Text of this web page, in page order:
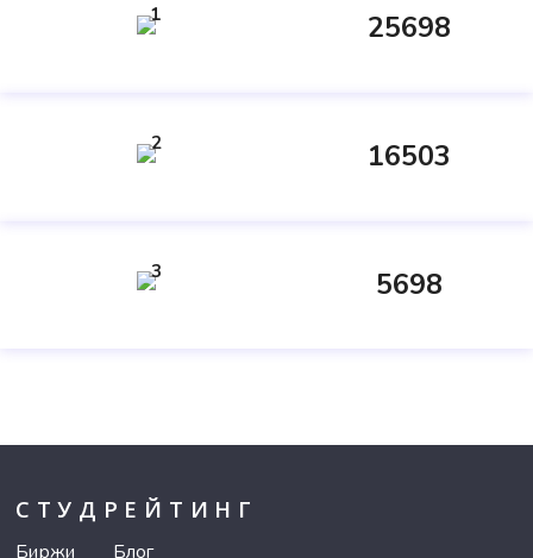
1 25698
2 16503
3 5698
СТУДРЕЙТИНГ
Биржи Блог